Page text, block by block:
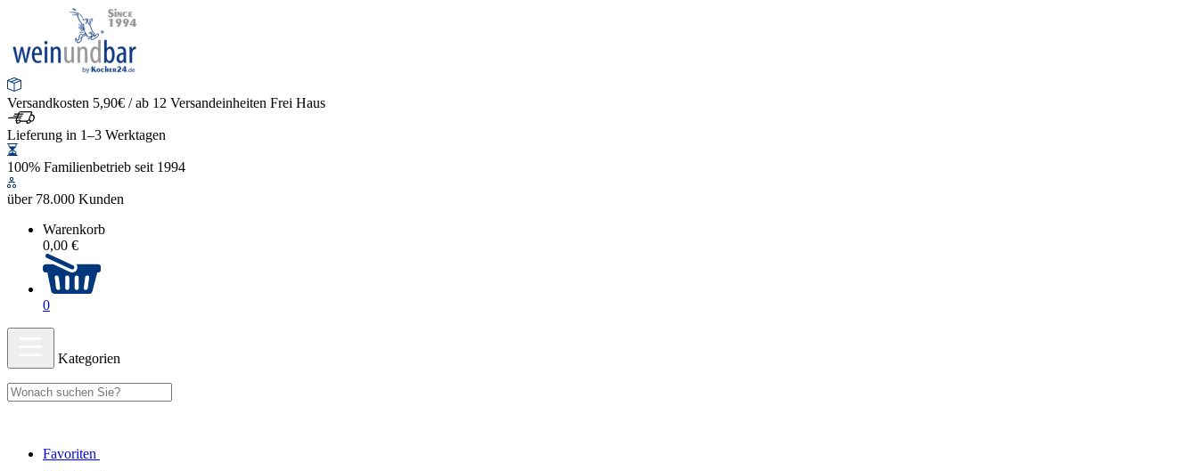
Versandkosten 5,90€ / ab 12 Versandeinheiten Frei Haus
Lieferung in 1–3 Werktagen
100% Familienbetrieb seit 1994
über 78.000 Kunden
Warenkorb
0,00 €
0
Kategorien
Favoriten